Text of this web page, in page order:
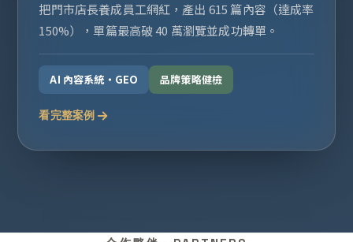
把門市店長養成員工網紅，產出 615 篇內容（達成率
150%），單篇最高破 40 萬瀏覽並成功轉單。
AI 內容系統・GEO 品牌策略健檢
看完整案例